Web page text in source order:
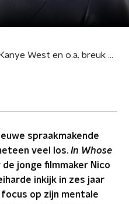
De ondergang van Kanye West en o.a. breuk met Kim Kardashian vastgelegd in nieuwe documentaire
spraakmakende
veel los. In Whose
jonge filmmaker Nico
inkijk in zes jaar
focus op zijn mentale